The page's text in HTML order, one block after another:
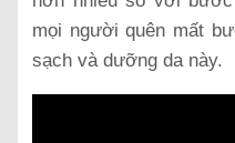
mọi người quên mất
sạch và dưỡng da này.